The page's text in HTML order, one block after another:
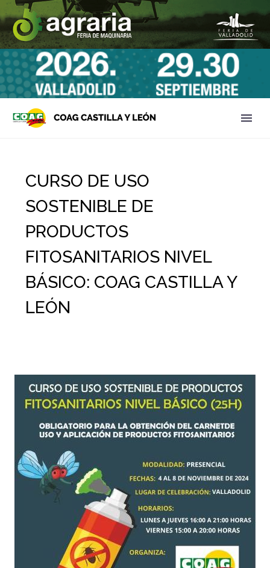
CURSO DE USO
SOSTENIBLE DE
PRODUCTOS
FITOSANITARIOS NIVEL
BÁSICO: COAG CASTILLA Y
LEÓN